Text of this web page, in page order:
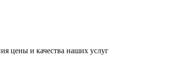
цены и качества наших услуг